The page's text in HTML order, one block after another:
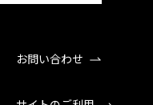
お問い合わせ